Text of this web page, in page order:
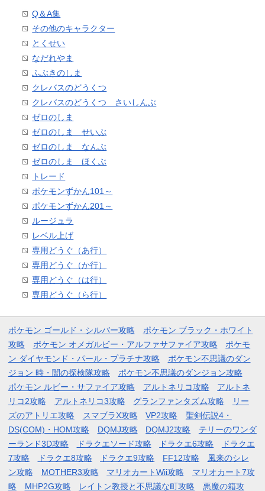
Q＆A集
その他のキャラクター
とくせい
なだれやま
ふぶきのしま
クレバスのどうくつ
クレバスのどうくつ さいしんぶ
ゼロのしま
ゼロのしま せいぶ
ゼロのしま なんぶ
ゼロのしま ほくぶ
トレード
ポケモンずかん101～
ポケモンずかん201～
ルージュラ
レベル上げ
専用どうぐ（あ行）
専用どうぐ（か行）
専用どうぐ（は行）
専用どうぐ（ら行）
ポケモン ゴールド・シルバー攻略
ポケモン ブラック・ホワイト
攻略
ポケモン オメガルビー・アルファサファイア攻略
ポケモ
ン ダイヤモンド・パール・プラチナ攻略
ポケモン不思議のダン
ジョン 時・闇の探検隊攻略
ポケモン不思議のダンジョン攻略
ポケモン ルビー・サファイア攻略
アルトネリコ攻略
アルトネ
リコ2攻略
アルトネリコ3攻略 グランファンタズム攻略
リー
ズのアトリエ攻略
スマブラX攻略 VP2攻略
聖剣伝説4・
DS(COM)・HOM攻略
DQMJ攻略 DQMJ2攻略
テリーのワンダ
ーランド3D攻略
ドラクエソード攻略 ドラクエ6攻略
ドラクエ
7攻略
ドラクエ8攻略 ドラクエ9攻略 FF12攻略
風来のシレ
ン攻略
MOTHER3攻略 マリオカートWii攻略
マリオカート7攻
略
MHP2G攻略 レイトン教授と不思議な町攻略 悪魔の箱攻